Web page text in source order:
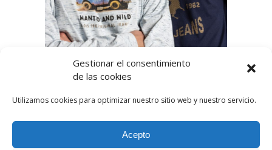
Gestionar el consentimiento
de las cookies
Utilizamos cookies para optimizar nuestro sitio web y nuestro servicio.
Acepto